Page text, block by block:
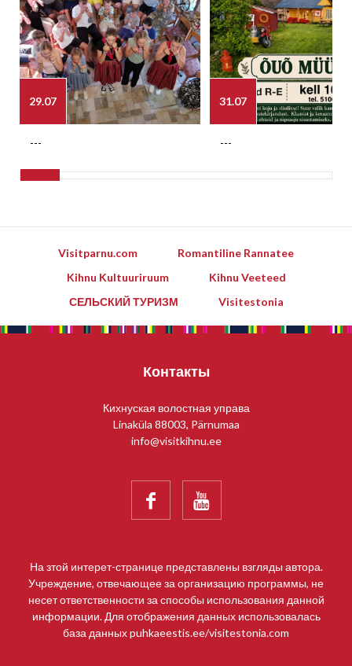
29.07
---
31.07
---
Visitparnu.com
Romantiline Rannatee
Kihnu Kultuuriruum
Kihnu Veeteed
СЕЛЬСКИЙ ТУРИЗМ
Visitestonia
Контакты
Кихнуская волостная управа
Linaküla 88003, Pärnumaa
info@visitkihnu.ee
 
На зтой интерет-странице представлены взгляды автора.
Учреждение, отвечающее за организацию программы, не
несет ответственности за способы использования данной
информации. Для отображения данных использовалась
база данных puhkaeestis.ee/visitestonia.com